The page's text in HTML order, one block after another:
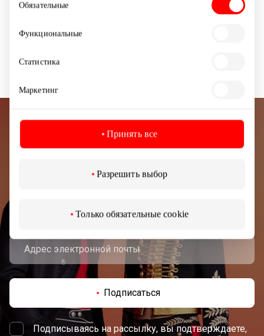
согласия
Обязательные
Функциональные
Статистика
Маркетинг
Принять все
Разрешить выбор
Только обязательные cookie
Подписывайтесь на рассылку
новостей
Узнайте первыми о лучших предложениях,
Подписаться
Подписываясь на рассылку, вы подтверждаете,